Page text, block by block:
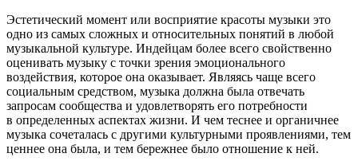
Эстетический момент или восприятие красоты музыки это
одно из самых сложных и относительных понятий в любой
музыкальной культуре. Индейцам более всего свойственно
оценивать музыку с точки зрения эмоционального
воздействия, которое она оказывает. Являясь чаще всего
социальным средством, музыка должна была отвечать
запросам сообщества и удовлетворять его потребности
в определенных аспектах жизни. И чем теснее и органичнее
музыка сочеталась с другими культурными проявлениями, тем
ценнее она была, и тем бережнее было отношение к ней.